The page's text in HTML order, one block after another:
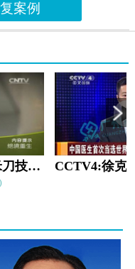
案例
央视报道大陆纳米刀技术手术：绝境重生